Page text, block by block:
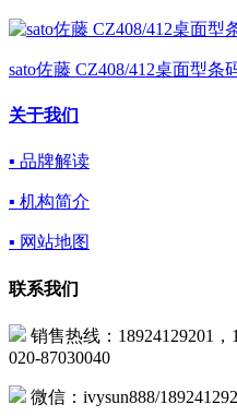
sato佐藤 CZ408/412桌面型条
关于我们
▪ 品牌解读
▪ 机构简介
▪ 网站地图
联系我们
销售热线：18924129201，
020-87030040
微信：ivysun888/